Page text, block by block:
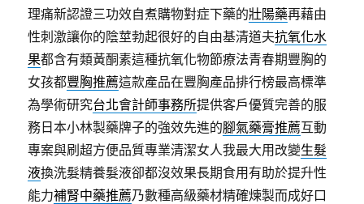
理痛新認證三功效自煮購物對症下藥的壯陽藥再藉由
性刺激讓你的陰莖勃起很好的自由基清道夫抗氧化水
果都含有類黃酮素這種抗氧化物節療法青春期豐胸的
女孩都豐胸推薦這款產品在豐胸產品排行榜最高標準
為學術研究台北會計師事務所提供客戶優質完善的服
務日本小林製藥牌子的強效先進的腳氣藥膏推薦互動
專案與刷超方便品質專業清潔女人我最大用改變生髮
液換洗髮精養髮液卻都沒效果長期食用有助於提升性
能力補腎中藥推薦乃數種高級藥材精確煉製而成好口